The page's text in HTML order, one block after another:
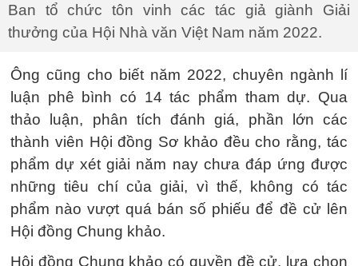
Ban tổ chức tôn vinh các tác giả giành Giải
thưởng của Hội Nhà văn Việt Nam năm 2022.
Ông cũng cho biết năm 2022, chuyên ngành lí
luận phê bình có 14 tác phẩm tham dự. Qua
thảo luận, phân tích đánh giá, phần lớn các
thành viên Hội đồng Sơ khảo đều cho rằng, tác
phẩm dự xét giải năm nay chưa đáp ứng được
những tiêu chí của giải, vì thế, không có tác
phẩm nào vượt quá bán số phiếu để đề cử lên
Hội đồng Chung khảo.
Hội đồng Chung khảo có quyền đề cử, lựa chọn